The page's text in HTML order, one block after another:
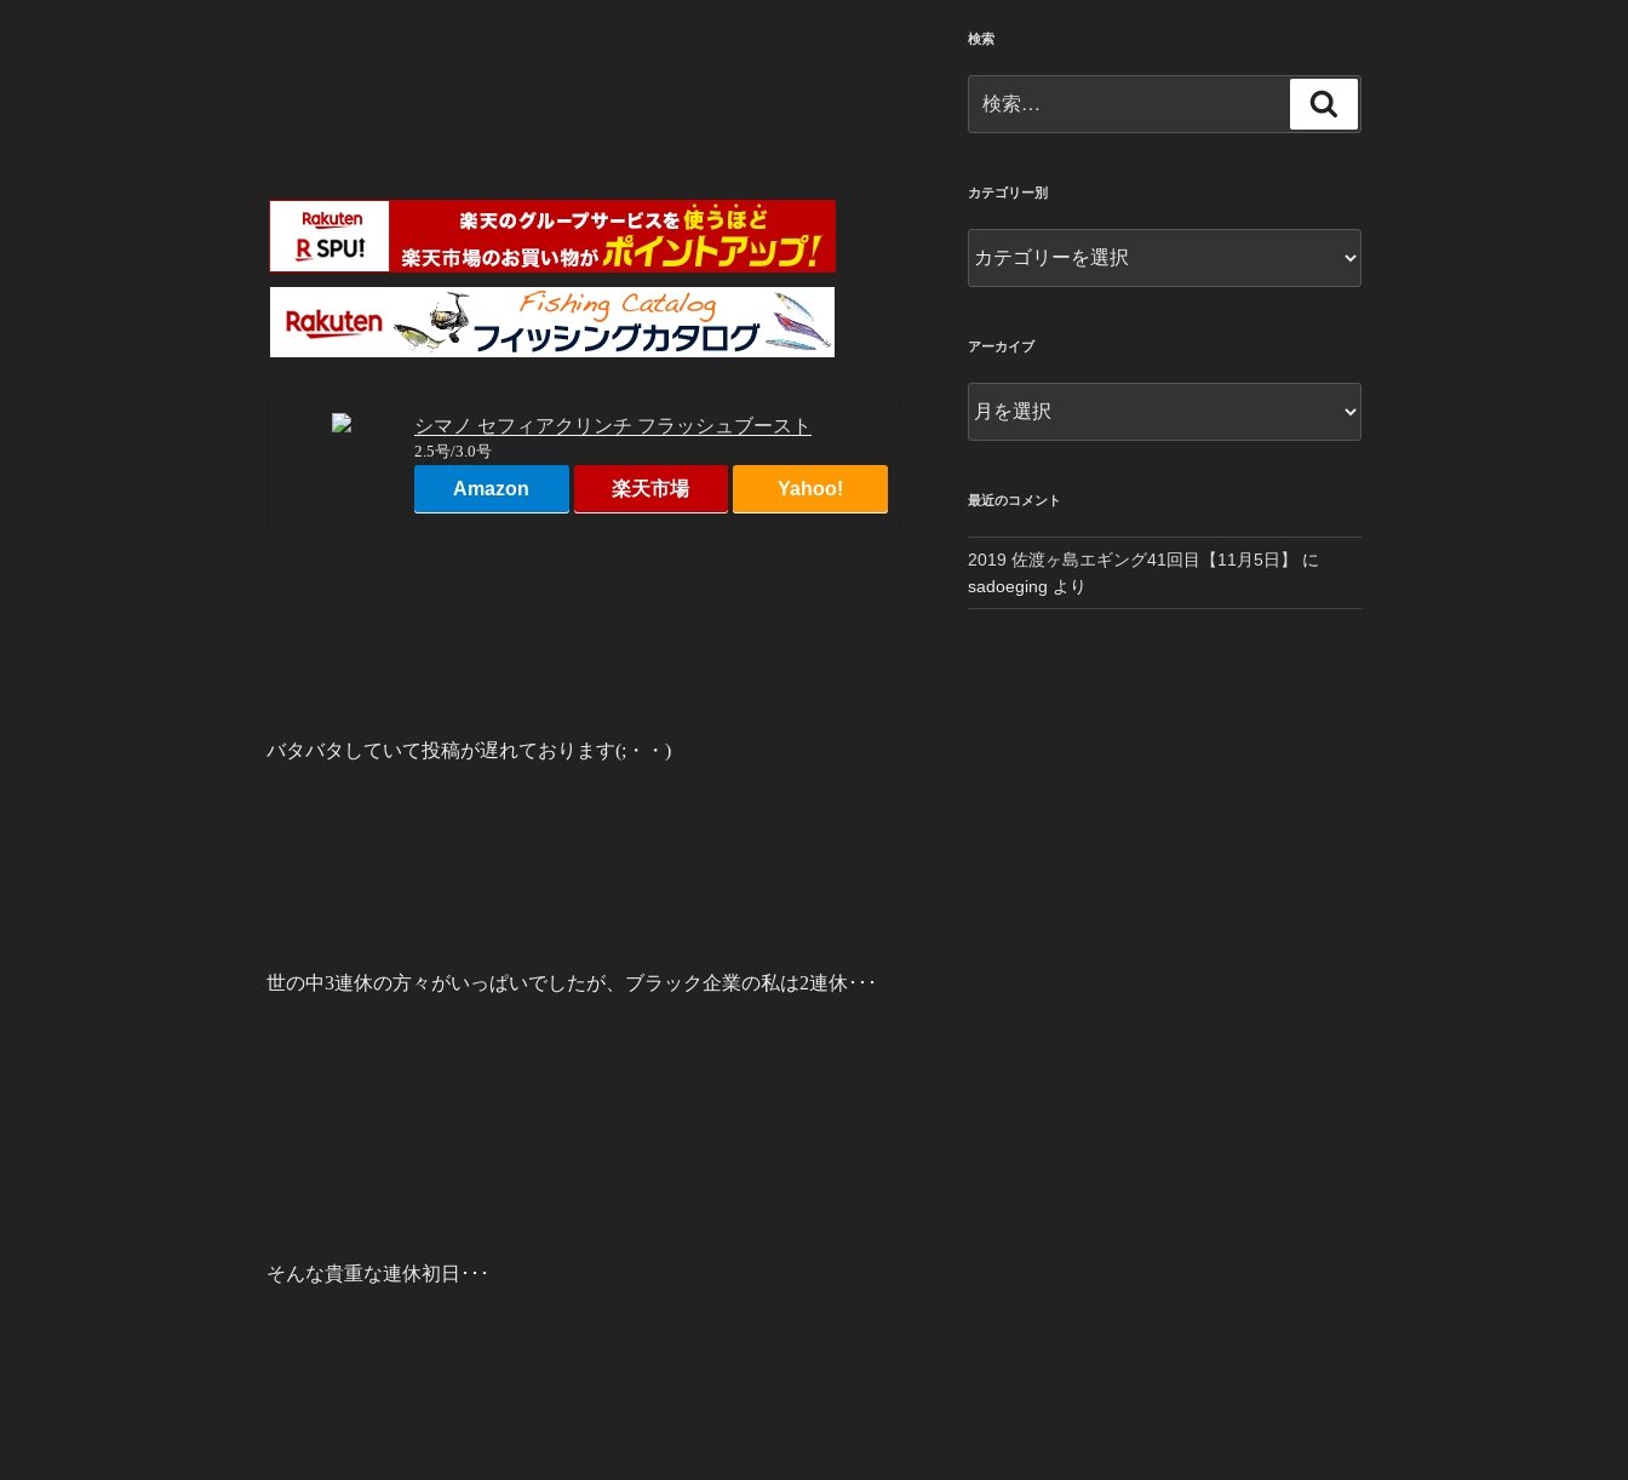
シマノ セフィアクリンチ フラッシュブースト
2.5号/3.0号
Amazon 楽天市場 Yahoo!
バタバタしていて投稿が遅れております(;・・)
世の中3連休の方々がいっぱいでしたが、ブラック企業の私は2連休･･･
そんな貴重な連休初日･･･
検索
索:
索
カテゴリー別
テ
ー
アーカイブ
ー
ブ
最近のコメント
2019 佐渡ヶ島エギング41回目【11月5日】
に
sadoeging より